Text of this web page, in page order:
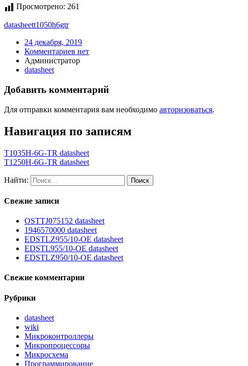
Просмотрено: 261
datasheett1050h6gtr
24 декабря, 2019
Комментариев нет
Администратор
datasheet
Добавить комментарий
Для отправки комментария вам необходимо авторизоваться.
Навигация по записям
T1035H-6G-TR datasheet
T1250H-6G-TR datasheet
Найти:
Свежие записи
OSTTJ075152 datasheet
1946570000 datasheet
EDSTLZ955/10-OE datasheet
EDSTL955/10-OE datasheet
EDSTLZ950/10-OE datasheet
Свежие комментарии
Рубрики
datasheet
wiki
Микроконтроллеры
Микропроцессоры
Микросхема
Программирование